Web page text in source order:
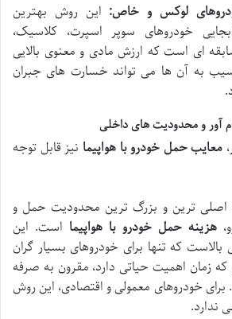
لوکس و خاص: این روش بهترین
خودروهای سوپر اسپرت، کلاسیک،
ای است که ارزش مادی و معنوی بالایی
به آن ها می تواند خسارت های جبران
آور و محدودیت های داخلی
معایب حمل خودرو با هواپیما نیز قابل توجه
اصلی ترین و بزرگ ترین محدودیت حمل و
هزینه حمل خودرو با هواپیما است. این
بالاست که تنها برای خودروهای بسیار گران
که زمان اهمیت حیاتی دارد، مقرون به صرفه
خودروهای معمولی و اقتصادی، این روش
ندارد.